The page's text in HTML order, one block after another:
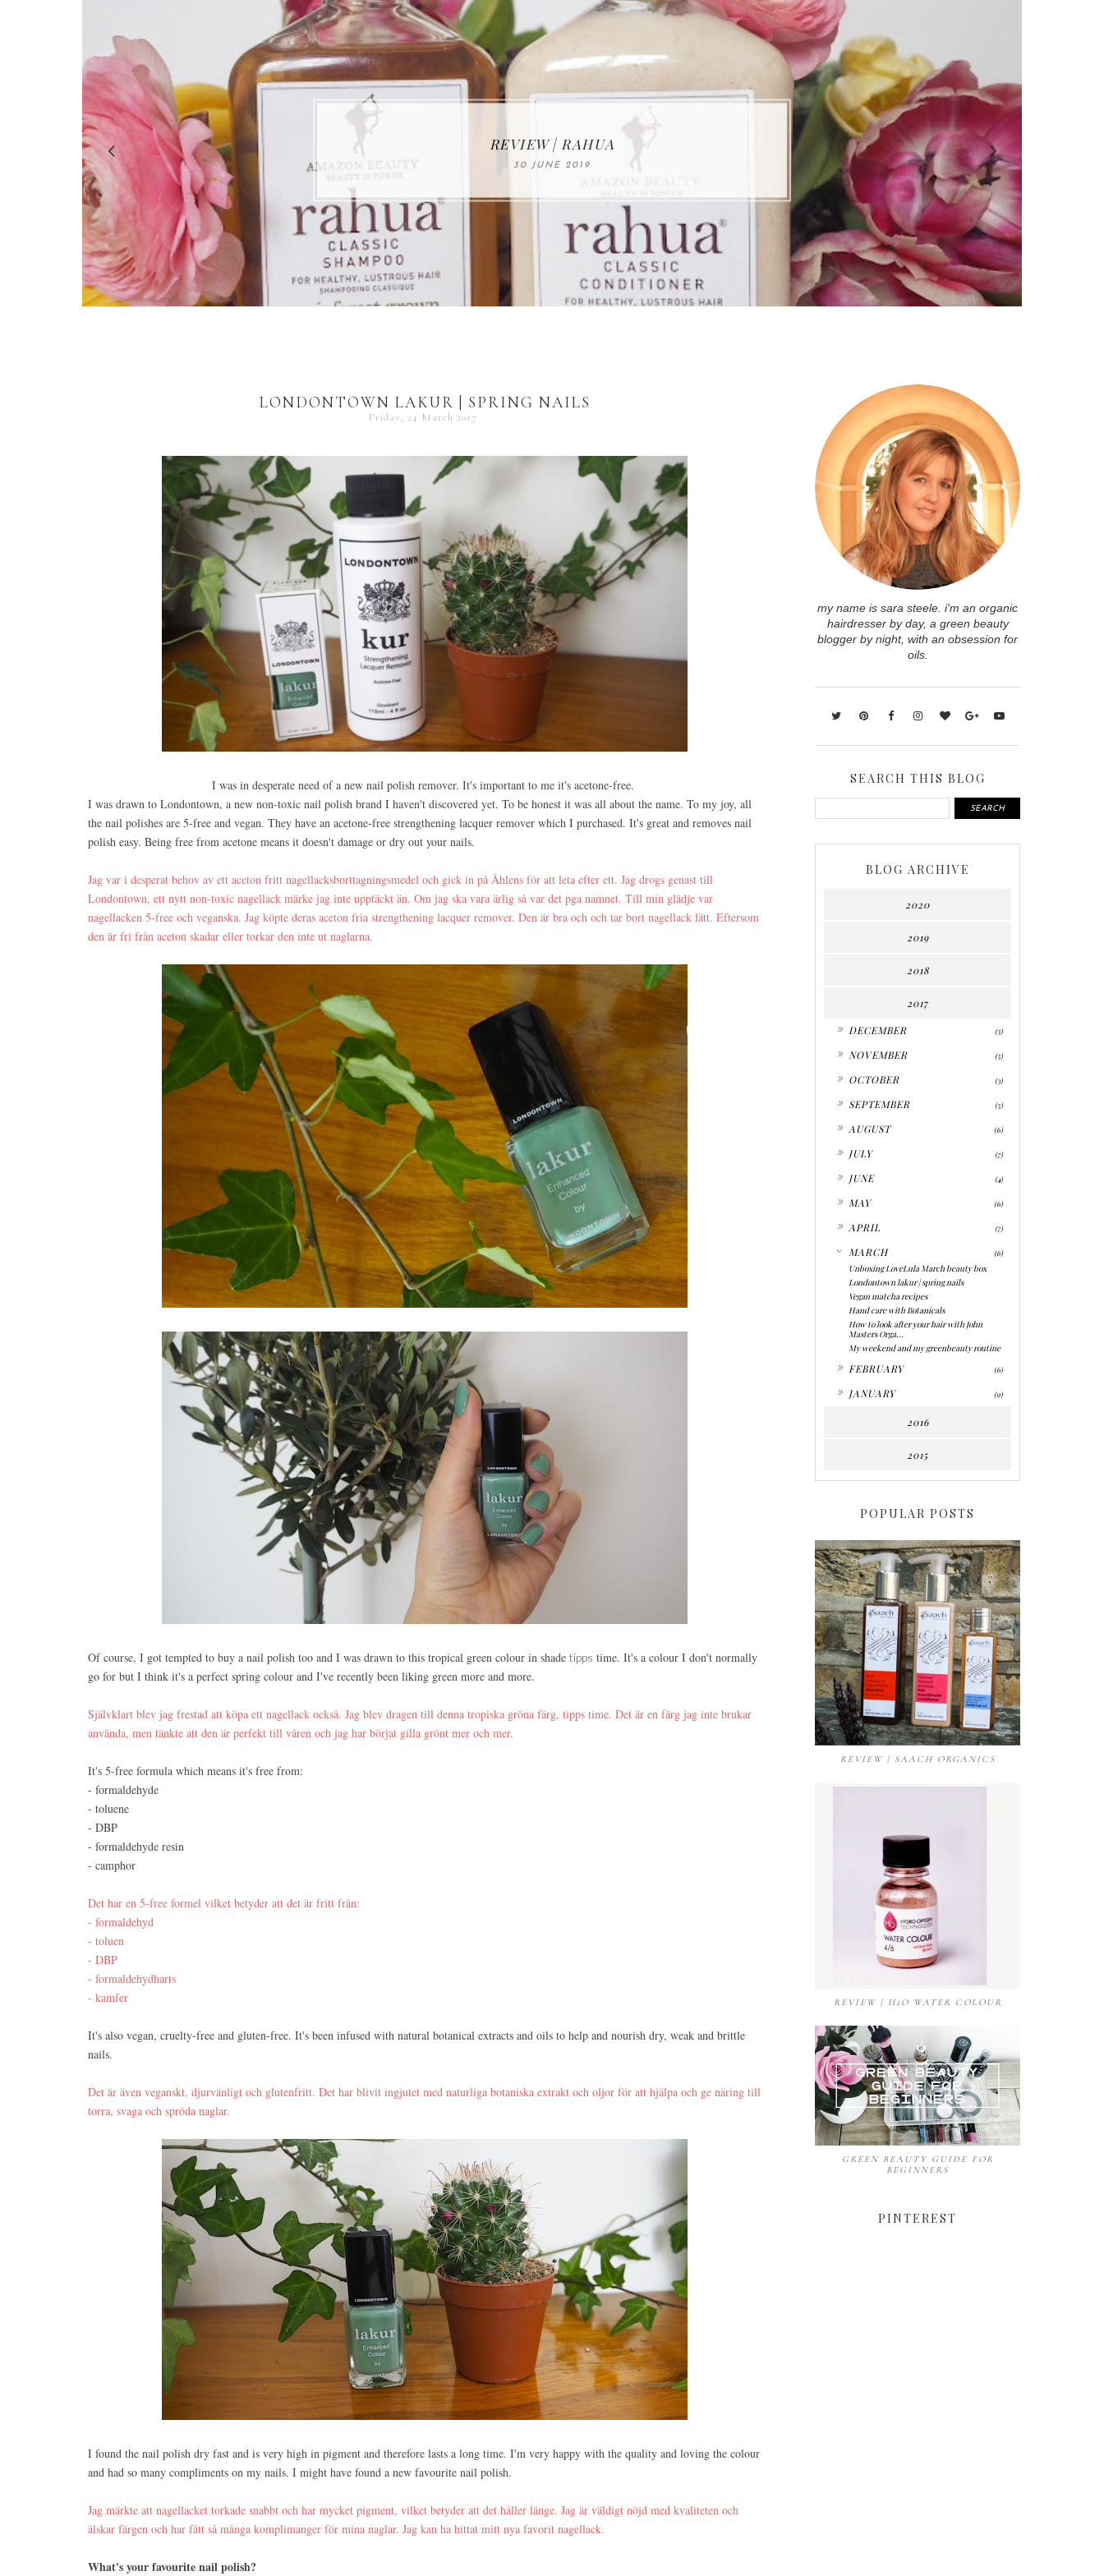
MAKE-UP NEWS FROM MARIA ÅKERBERG
01 MAY 2020
REVIEW | RAHUA
30 JUNE 2019
LONDONTOWN LAKUR | SPRING NAILS
Friday, 24 March 2017
I was in desperate need of a new nail polish remover. It's important to me it's acetone-free.
I was drawn to Londontown, a new non-toxic nail polish brand I haven't discovered yet. To be honest it was all about the name. To my joy, all
the nail polishes are 5-free and vegan. They have an acetone-free strengthening lacquer remover which I purchased. It's great and removes nail
polish easy. Being free from acetone means it doesn't damage or dry out your nails.
Jag var i desperat behov av ett aceton fritt nagellacksborttagningsmedel och gick in på Åhlens för att leta efter ett. Jag drogs genast till
Londontown, ett nytt non-toxic nagellack märke jag inte upptäckt än. Om jag ska vara ärlig så var det pga namnet. Till min glädje var
nagellacken 5-free och veganska. Jag köpte deras aceton fria strengthening lacquer remover. Den är bra och och tar bort nagellack lätt. Eftersom
den är fri från aceton skadar eller torkar den inte ut naglarna.
Of course, I got tempted to buy a nail polish too and I was drawn to this tropical green colour in shade tipps time. It's a colour I don't normally
go for but I think it's a perfect spring colour and I've recently been liking green more and more.
Självklart blev jag frestad att köpa ett nagellack också. Jag blev dragen till denna tropiska gröna färg, tipps time. Det är en färg jag inte brukar
använda, men tänkte att den är perfekt till våren och jag har börjat gilla grönt mer och mer.
It's 5-free formula which means it's free from:
- formaldehyde
- toluene
- DBP
- formaldehyde resin
- camphor
Det har en 5-free formel vilket betyder att det är fritt från:
- formaldehyd
- toluen
- DBP
- formaldehydharts
- kamfer
It's also vegan, cruelty-free and gluten-free. It's been infused with natural botanical extracts and oils to help and nourish dry, weak and brittle
nails.
Det är även veganskt, djurvänligt och glutenfritt. Det har blivit ingjutet med naturliga botaniska extrakt och oljor för att hjälpa och ge näring till
torra, svaga och spröda naglar.
I found the nail polish dry fast and is very high in pigment and therefore lasts a long time. I'm very happy with the quality and loving the colour
and had so many compliments on my nails. I might have found a new favourite nail polish.
Jag märkte att nagellacket torkade snabbt och har mycket pigment, vilket betyder att det håller länge. Jag är väldigt nöjd med kvaliteten och
älskar färgen och har fått så många komplimanger för mina naglar. Jag kan ha hittat mitt nya favorit nagellack.
What's your favourite nail polish?
my name is sara steele. i'm an organic
hairdresser by day, a green beauty
blogger by night, with an obsession for
oils.
SEARCH THIS BLOG
BLOG ARCHIVE
2020
2019
2018
2017
DECEMBER (5)
NOVEMBER (5)
OCTOBER (3)
SEPTEMBER (5)
AUGUST (6)
JULY (7)
JUNE (4)
MAY (6)
APRIL (7)
MARCH (6)
Unboxing LoveLula March beauty box
Londontown lakur | spring nails
Vegan matcha recipes
Hand care with Botanicals
How to look after your hair with John
Masters Orga...
My weekend and my greenbeauty routine
FEBRUARY (6)
JANUARY (9)
2016
2015
POPULAR POSTS
REVIEW | SAACH ORGANICS
REVIEW | H2O WATER COLOUR
GREEN BEAUTY GUIDE FOR
BEGINNERS
PINTEREST